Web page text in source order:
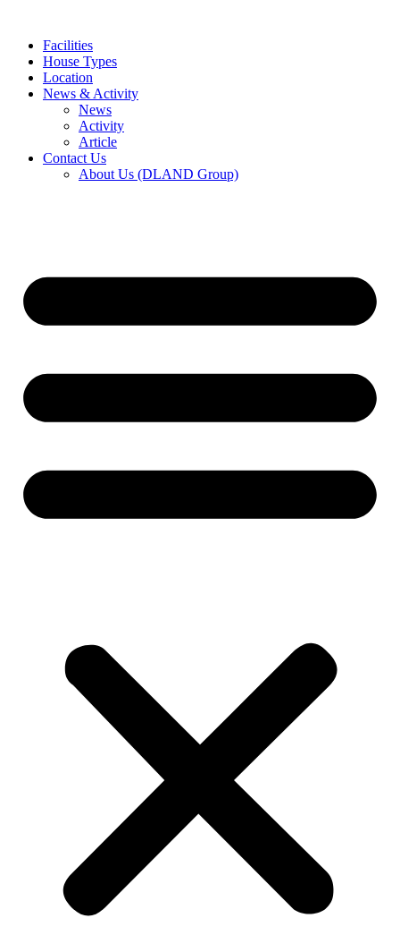
contentFacilities
House Types
Location
News & Activity
News
Activity
Article
Contact Us
About Us (DLAND Group)